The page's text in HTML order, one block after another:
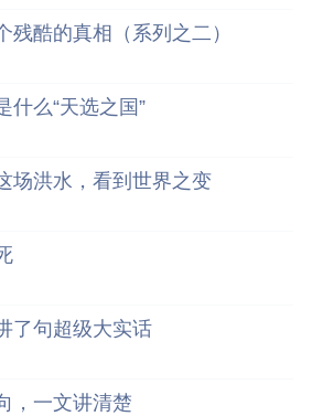
残酷的真相（系列之二）
什么“天选之国”
场洪水，看到世界之变
了句超级大实话
，一文讲清楚